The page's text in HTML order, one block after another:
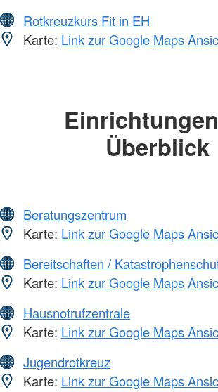
Rotkreuzkurs Fit in EH
Karte: Link zur Google Maps
Überblick
Beratungszentrum
Karte: Link zur Google Maps
Bereitschaften /
Karte: Link zur Google Maps
Hausnotrufzentrale
Karte: Link zur Google Maps
Jugendrotkreuz
Karte: Link zur Google Maps